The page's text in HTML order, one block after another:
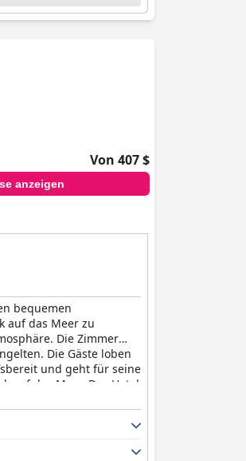
Von 407 $
anzeigen
bequemen
auf das Meer zu
Die Zimmer
Die Gäste loben
und geht für seine
auf das Meer. Das Hotel
und künstlerischen